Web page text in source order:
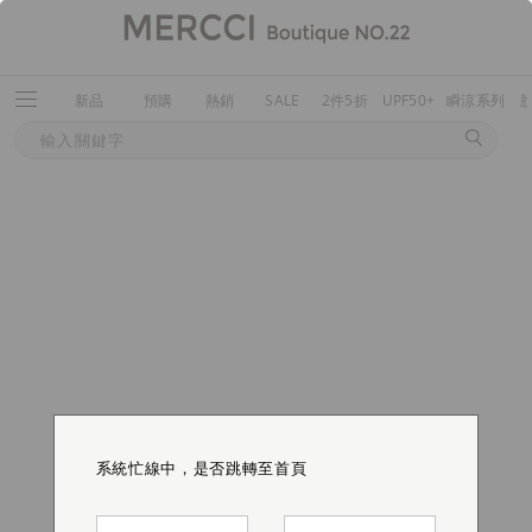
新品 預購 熱銷 SALE 2件5折 UPF50+ 瞬涼系列
系統忙線中，是否跳轉至首頁
系統忙線中，是否跳轉至首頁
系統忙線中，是否跳轉至首頁
系統忙線中，是否跳轉至首頁
系統忙線中，是否跳轉至首頁